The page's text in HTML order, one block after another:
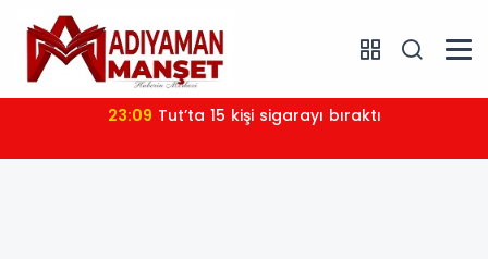
23:09 Tut’ta 15 kişi sigarayı bıraktı